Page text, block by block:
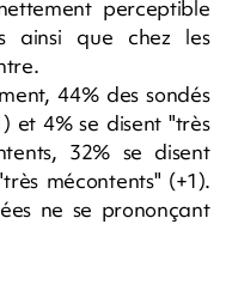
perceptible
ainsi que chez les
44% des sondés
et 4% se disent "très
32% se disent
mécontents" (+1).
ne se prononçant